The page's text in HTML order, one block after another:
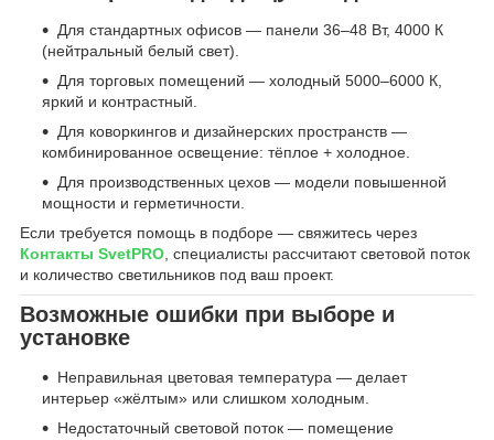
Для стандартных офисов — панели 36–48 Вт, 4000 К
(нейтральный белый свет).
Для торговых помещений — холодный 5000–6000 К,
яркий и контрастный.
Для коворкингов и дизайнерских пространств —
комбинированное освещение: тёплое + холодное.
Для производственных цехов — модели повышенной
мощности и герметичности.
Если требуется помощь в подборе — свяжитесь через
Контакты SvetPRO , специалисты рассчитают световой поток
и количество светильников под ваш проект.
Возможные ошибки при выборе и
установке
Неправильная цветовая температура — делает
интерьер «жёлтым» или слишком холодным.
Недостаточный световой поток — помещение